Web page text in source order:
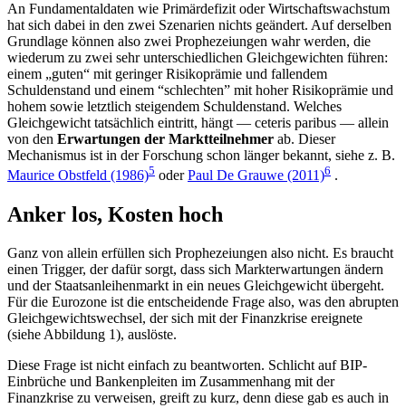
An Fundamentaldaten wie Primärdefizit oder Wirtschaftswachstum
hat sich dabei in den zwei Szenarien nichts geändert. Auf derselben
Grundlage können also zwei Prophezeiungen wahr werden, die
wiederum zu zwei sehr unterschiedlichen Gleichgewichten führen:
einem „guten“ mit geringer Risikoprämie und fallendem
Schuldenstand und einem “schlechten” mit hoher Risikoprämie und
hohem sowie letztlich steigendem Schuldenstand. Welches
Gleichgewicht tatsächlich eintritt, hängt — ceteris paribus — allein
von den Erwartungen der Marktteilnehmer ab. Dieser
Mechanismus ist in der Forschung schon länger bekannt, siehe z. B.
Maurice Obstfeld (1986)5 oderPaul De Grauwe (2011)6 .
Anker los, Kosten hoch
Ganz von allein erfüllen sich Prophezeiungen also nicht. Es braucht
einen Trigger, der dafür sorgt, dass sich Markterwartungen ändern
und der Staatsanleihenmarkt in ein neues Gleichgewicht übergeht.
Für die Eurozone ist die entscheidende Frage also, was den abrupten
Gleichgewichtswechsel, der sich mit der Finanzkrise ereignete
(siehe Abbildung 1), auslöste.
Diese Frage ist nicht einfach zu beantworten. Schlicht auf BIP-
Einbrüche und Bankenpleiten im Zusammenhang mit der
Finanzkrise zu verweisen, greift zu kurz, denn diese gab es auch in